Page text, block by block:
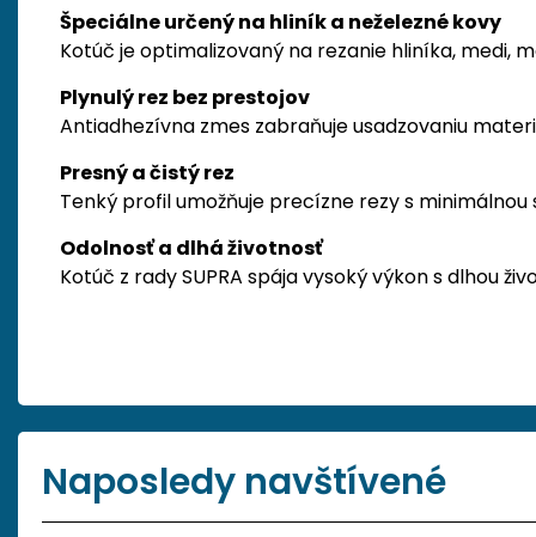
Špeciálne určený na hliník a neželezné kovy
Kotúč je optimalizovaný na rezanie hliníka, medi,
Plynulý rez bez prestojov
Antiadhezívna zmes zabraňuje usadzovaniu
Presný a čistý rez
Tenký profil umožňuje precízne rezy s
Odolnosť a dlhá životnosť
Kotúč z rady SUPRA spája vysoký výkon s dlhou
Naposledy navštívené